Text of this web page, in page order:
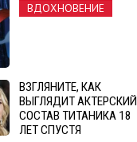
ВДОХНОВЕНИЕ
ВЗГЛЯНИТЕ, КАК
ВЫГЛЯДИТ АКТЕРСКИЙ
СОСТАВ ТИТАНИКА 18
ЛЕТ СПУСТЯ